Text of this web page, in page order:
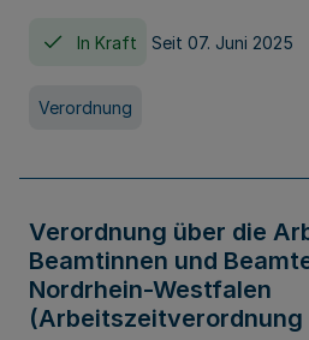
In Kraft Seit 07. Juni 2025
Verordnung
Verordnung über die
Beamtinnen und
Nordrhein-Westfalen
(Arbeitszeitverordnung